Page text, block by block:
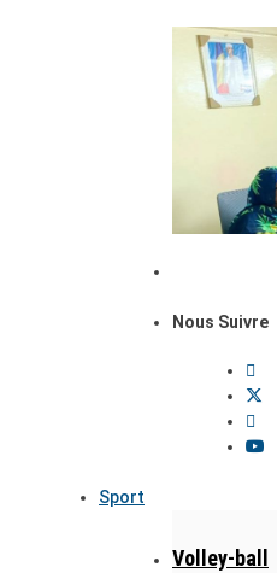
Nous Suivre
Sport
Volley-ball